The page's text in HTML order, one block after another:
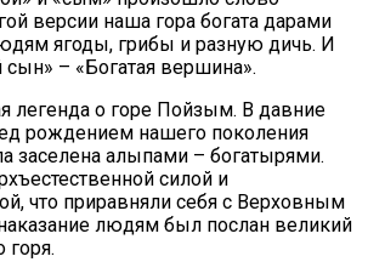
версии наша гора богата дарами
ягоды, грибы и разную дичь. И
сын» – «Богатая вершина».
легенда о горе Пойзым. В давние
рождением нашего поколения
заселена алыпами – богатырями.
силой и
что приравняли себя с Верховным
людям был послан великий
горя.